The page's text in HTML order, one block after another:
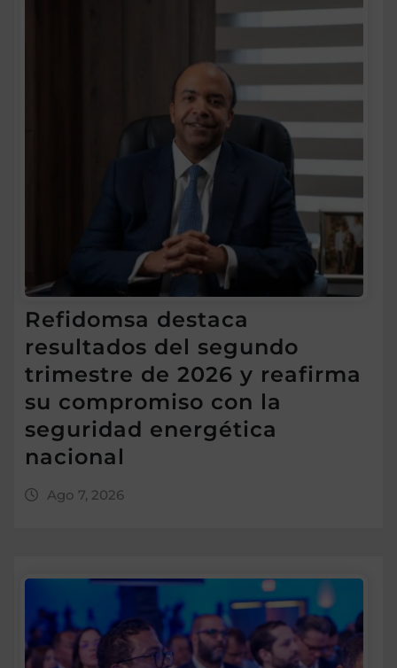
Refidomsa destaca
resultados del segundo
trimestre de 2026 y reafirma
su compromiso con la
seguridad energética
nacional
Ago 7, 2026